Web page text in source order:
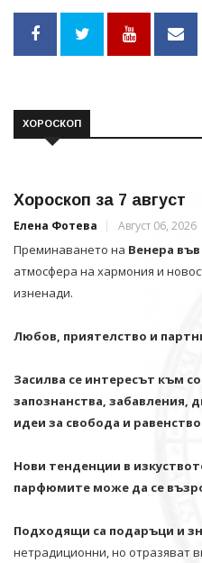
ХОРОСКОП
Хороскоп за 7 август
Елена Фотева Август 06, 2026
Преминаването на Венера
атмосфера на хармония и
изненади.
Любов, приятелство и
Засилва се интересът към
запознанства, забавления,
идеи за свобода и
Нови тенденции в
парфюмите може да се
Подходящи са подаръци и
нетрадиционни, но отразяват